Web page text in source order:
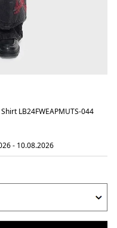
LB24FWEAPMUTS-044
- 10.08.2026